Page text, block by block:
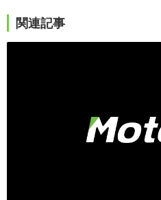
関連記事